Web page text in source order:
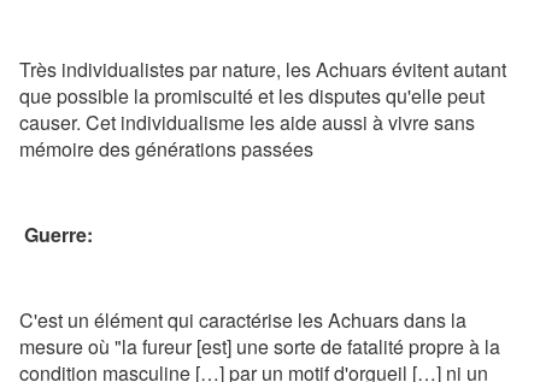
Très individualistes par nature, les Achuars évitent autant
que possible la promiscuité et les disputes qu'elle peut
causer. Cet individualisme les aide aussi à vivre sans
mémoire des générations passées
Guerre:
C'est un élément qui caractérise les Achuars dans la
mesure où "la fureur [est] une sorte de fatalité propre à la
condition masculine […] par un motif d'orgueil […] ni un